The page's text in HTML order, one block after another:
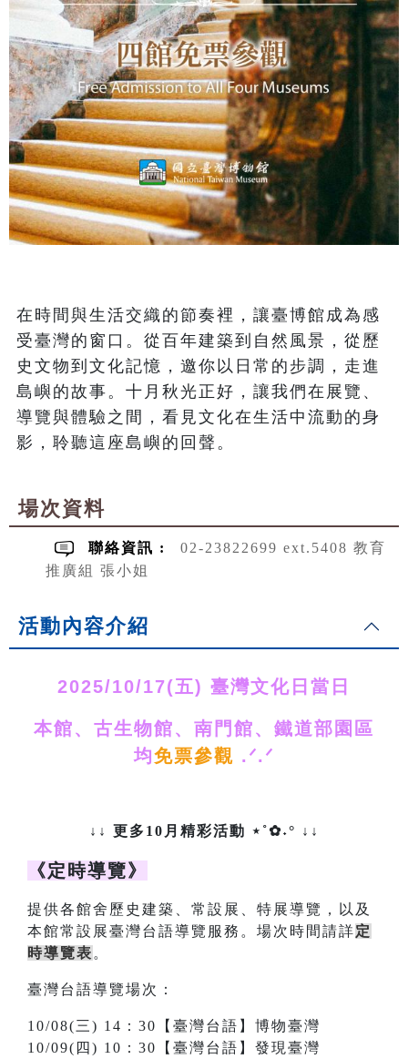
在時間與生活交織的節奏裡，讓臺博館成為感
受臺灣的窗口。從百年建築到自然風景，從歷
史文物到文化記憶，邀你以日常的步調，走進
島嶼的故事。十月秋光正好，讓我們在展覽、
導覽與體驗之間，看見文化在生活中流動的身
影，聆聽這座島嶼的回聲。
場次資料
聯絡資訊 :
02-23822699 ext.5408 教育
推廣組 張小姐
活動內容介紹
2025/10/17(五) 臺灣文化日當日
本館、古生物館、南門館、鐵道部園區
均免票參觀 .ᐟ‪‪.ᐟ
↓↓ 更多10月精彩活動‎ ⋆˚✿˖° ↓↓
《定時導覽》
提供各館舍歷史建築、常設展、特展導覽，以及
本館常設展臺灣台語導覽服務。場次時間請詳定
時導覽表。
臺灣台語導覽場次：
10/08(三) 14 ： 30【臺灣台語】博物臺灣
10/09(四) 10 ： 30【臺灣台語】發現臺灣